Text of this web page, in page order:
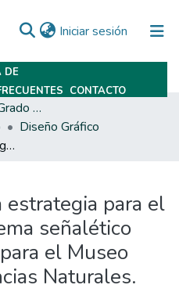
Iniciar sesión (current)
DE
CONTACTO
Trabajos Finales De Grado Y Posgrado
Diseño Gráfico
Desarrollo de una estrategia para el diseño de un sistema señalético interno y externo para el Museo Provincial de Ciencias Naturales.
para el
señalético
el Museo
Naturales.